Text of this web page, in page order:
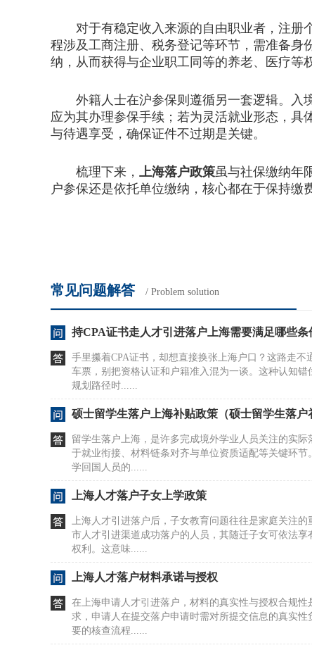
对于有稳定收入来源的自由职业者，注册个
程涉及工商注册、税务登记等环节，需准备身
纳，从而获得与企业职工同等的养老、医疗等
外籍人士在沪参保则遵循另一套逻辑。入境
应为其办理参保手续；若为灵活就业形态，
与待遇享受，确保证件不过期是关键。
梳理下来， 上海落户政策虽与社保缴纳年
户参保还是依托单位缴纳，核心都在于保持缴
常见问题解答 / Problem solution
持CPA证书走人才引进落户上海需要满足哪些条
手里攥着CPA证书，却想直接换张上海户口？这路走不
车票，别把资格认证和户籍准入混为一谈。这种认知错
规划路径时......
硕士留学生落户上海补贴政策（硕士留学生落户
留学生落户上海，是许多完成境外学业人员关注的实
于就业衔接、材料链条对齐与单位资质适配等关键环节
学回国人员的......
上海人才落户子女上学政策
上海人才引进落户后，子女教育问题往往是家庭关注
市人才引进渠道成功落户的人员，其随迁子女可依法享
权利。这意味......
上海人才落户材料承诺与授权
在上海申请人才引进落户，材料的真实性与授权合规
求，申请人在提交落户申请时需对所提交信息的真实
要的核查流程......